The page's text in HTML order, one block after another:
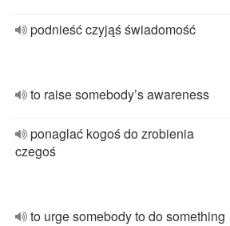
podnieść czyjąś świadomość
to raise somebody’s awareness
ponaglać kogoś do zrobienia
czegoś
to urge somebody to do something